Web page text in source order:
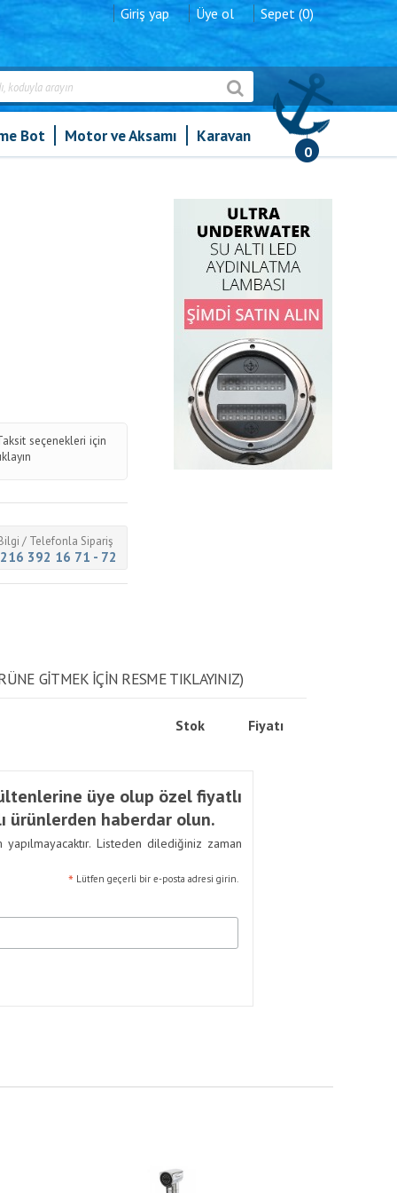
Giriş yap Üye ol Sepet (0)
0
Bot Motor ve Aksamı Karavan
seçenekleri için
/ Telefonla Sipariş
392 16 71 - 72
GITMEK IÇIN RESME TIKLAYINIZ)
Stok Fiyatı
üye olup özel fiyatlı
ürünlerden haberdar olun.
Listeden dilediğiniz zaman
* Lütfen geçerli bir e-posta adresi girin.